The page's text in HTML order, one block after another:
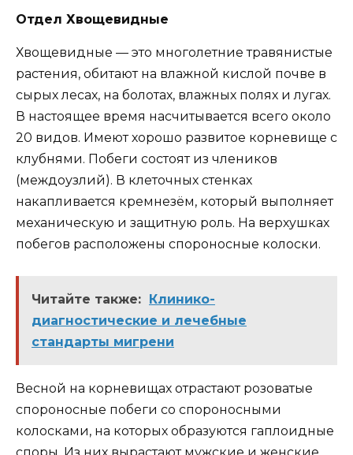
Отдел Хвощевидные
Хвощевидные — это многолетние травянистые
растения, обитают на влажной кислой почве в
сырых лесах, на болотах, влажных полях и лугах.
В настоящее время насчитывается всего около
20 видов. Имеют хорошо развитое корневище с
клубнями. Побеги состоят из члеников
(междоузлий). В клеточных стенках
накапливается кремнезём, который выполняет
механическую и защитную роль. На верхушках
побегов расположены спороносные колоски.
Читайте также:
Клинико-
диагностические и лечебные
стандарты мигрени
Весной на корневищах отрастают розоватые
спороносные побеги со спороносными
колосками, на которых образуются гаплоидные